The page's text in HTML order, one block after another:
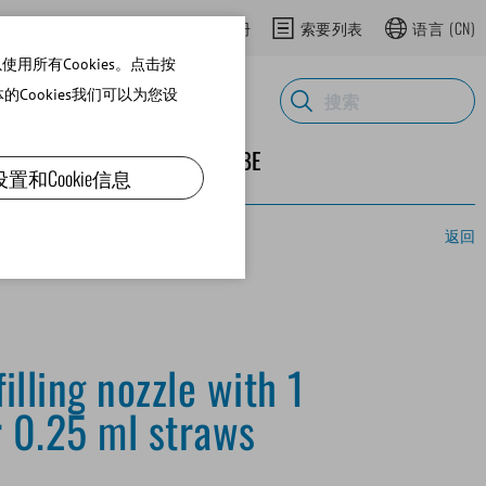
在网上商城注册 索要列表 语言 (CN)
SUPPLIES 关于MINITUBE
返回
nozzle with 1
ml straws
用所有Cookies。点击按
Cookies我们可以为您设
置和Cookie信息